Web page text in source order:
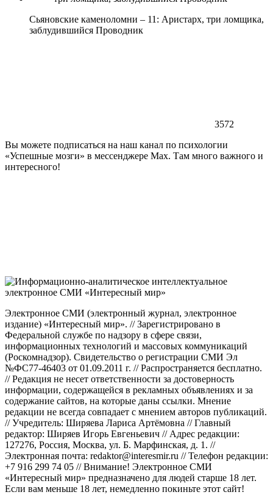
Сьяновские каменоломни – 11: Аристарх, три ломщика,
заблудившийся Проводник
3572
Вы можете подписаться на наш канал по психологии
«Успешные мозги» в мессенджере Max. Там много важного и
интересного!
Электронное СМИ (электронный журнал, электронное
издание) «Интересный мир». // Зарегистрировано в
Федеральной службе по надзору в сфере связи,
информационных технологий и массовых коммуникаций
(Роскомнадзор). Свидетельство о регистрации СМИ Эл
№ФС77-46403 от 01.09.2011 г. // Распространяется бесплатно.
// Редакция не несет ответственности за достоверность
информации, содержащейся в рекламных объявлениях и за
содержание сайтов, на которые даны ссылки. Мнение
редакции не всегда совпадает с мнением авторов публикаций.
// Учредитель: Ширяева Лариса Артёмовна // Главный
редактор: Ширяев Игорь Евгеньевич // Адрес редакции:
127276, Россия, Москва, ул. Б. Марфинская, д. 1. //
Электронная почта: redaktor@interesmir.ru // Телефон редакции:
+7 916 299 74 05 // Внимание! Электронное СМИ
«Интересный мир» предназначено для людей старше 18 лет.
Если вам меньше 18 лет, немедленно покиньте этот сайт!